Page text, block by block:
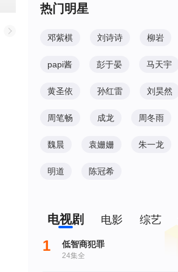
热门明星
邓紫棋 刘诗诗 柳岩
papi酱 彭于晏 马天宇
黄圣依 孙红雷 刘昊然
周笔畅 成龙 周冬雨
魏晨 袁姗姗 朱一龙
明道 陈冠希
电视剧 电影 综艺
1 低智商犯罪
24集全